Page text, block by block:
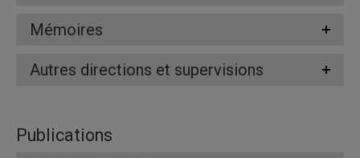
Mémoires
Autres directions et supervisions
Publications